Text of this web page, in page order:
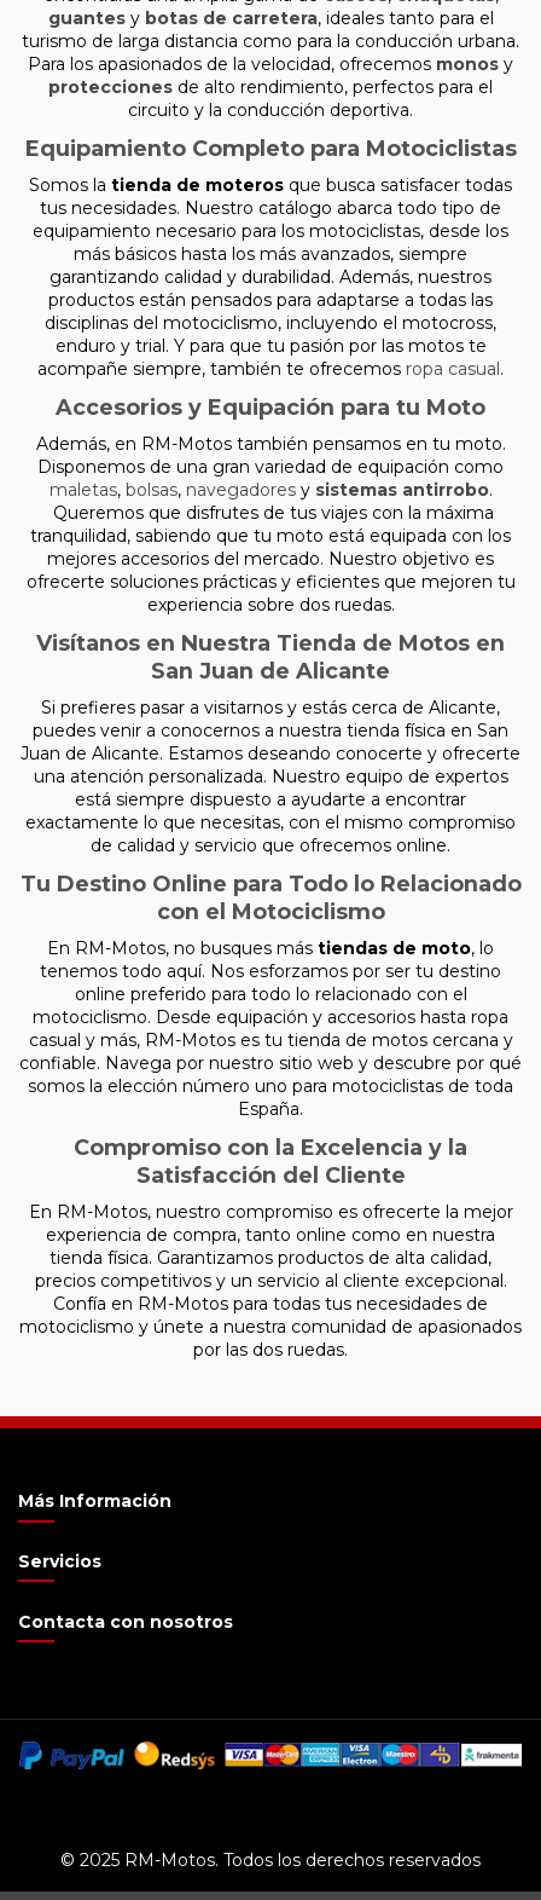
guantesy botas de carretera, ideales tanto para el
turismo de larga distancia como para la conducción urbana.
Para los apasionados de la velocidad, ofrecemos monos y
protecciones de alto rendimiento, perfectos para el
circuito y la conducción deportiva.
Equipamiento Completo para Motociclistas
Somos la tienda de moteros que busca satisfacer todas
tus necesidades. Nuestro catálogo abarca todo tipo de
equipamiento necesario para los motociclistas, desde los
más básicos hasta los más avanzados, siempre
garantizando calidad y durabilidad. Además, nuestros
productos están pensados para adaptarse a todas las
disciplinas del motociclismo, incluyendo el motocross,
enduro y trial. Y para que tu pasión por las motos te
acompañe siempre, también te ofrecemos ropa casual.
Accesorios y Equipación para tu Moto
Además, en RM-Motos también pensamos en tu moto.
Disponemos de una gran variedad de equipación como
maletas, bolsas, navegadoresy sistemas antirrobo.
Queremos que disfrutes de tus viajes con la máxima
tranquilidad, sabiendo que tu moto está equipada con los
mejores accesorios del mercado. Nuestro objetivo es
ofrecerte soluciones prácticas y eficientes que mejoren tu
experiencia sobre dos ruedas.
Visítanos en Nuestra Tienda de Motos en
San Juan de Alicante
Si prefieres pasar a visitarnos y estás cerca de Alicante,
puedes venir a conocernos a nuestra tienda física en San
Juan de Alicante. Estamos deseando conocerte y ofrecerte
una atención personalizada. Nuestro equipo de expertos
está siempre dispuesto a ayudarte a encontrar
exactamente lo que necesitas, con el mismo compromiso
de calidad y servicio que ofrecemos online.
Tu Destino Online para Todo lo Relacionado
con el Motociclismo
En RM-Motos, no busques más tiendas de moto, lo
tenemos todo aquí. Nos esforzamos por ser tu destino
online preferido para todo lo relacionado con el
motociclismo. Desde equipación y accesorios hasta ropa
casual y más, RM-Motos es tu tienda de motos cercana y
confiable. Navega por nuestro sitio web y descubre por qué
somos la elección número uno para motociclistas de toda
España.
Compromiso con la Excelencia y la
Satisfacción del Cliente
En RM-Motos, nuestro compromiso es ofrecerte la mejor
experiencia de compra, tanto online como en nuestra
tienda física. Garantizamos productos de alta calidad,
precios competitivos y un servicio al cliente excepcional.
Confía en RM-Motos para todas tus necesidades de
motociclismo y únete a nuestra comunidad de apasionados
por las dos ruedas.
Más Información
Servicios
Contacta con nosotros
© 2025 RM-Motos. Todos los derechos reservados